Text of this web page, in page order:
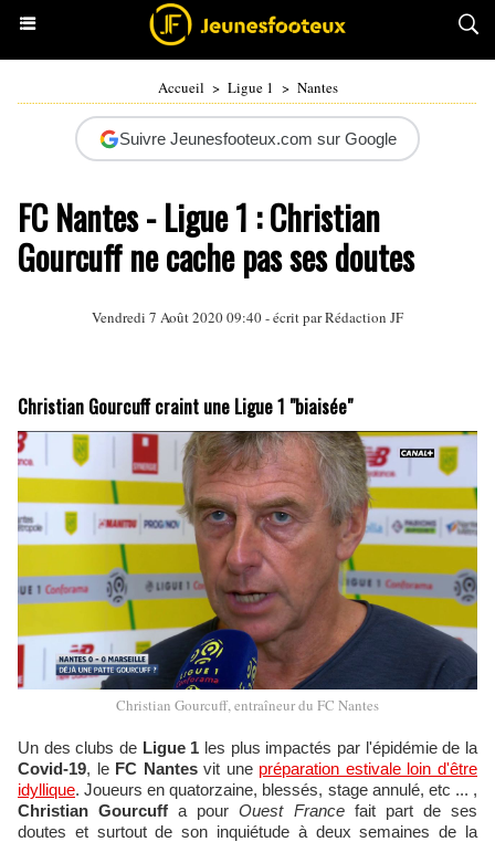
Accueil > Ligue 1 > Nantes
Suivre Jeunesfooteux.com sur Google
FC Nantes - Ligue 1 : Christian
Gourcuff ne cache pas ses doutes
Vendredi 7 Août 2020 09:40 - écrit par Rédaction JF
Christian Gourcuff craint une Ligue 1 "biaisée"
Christian Gourcuff, entraîneur du FC Nantes
Un des clubs de Ligue 1 les plus impactés par l'épidémie de la
Covid-19, le FC Nantesvit une préparation estivale loin d'être
idyllique. Joueurs en quatorzaine, blessés, stage annulé, etc ... ,
Christian Gourcuff a pourOuest Francefait part de ses
doutes et surtout de son inquiétude à deux semaines de la